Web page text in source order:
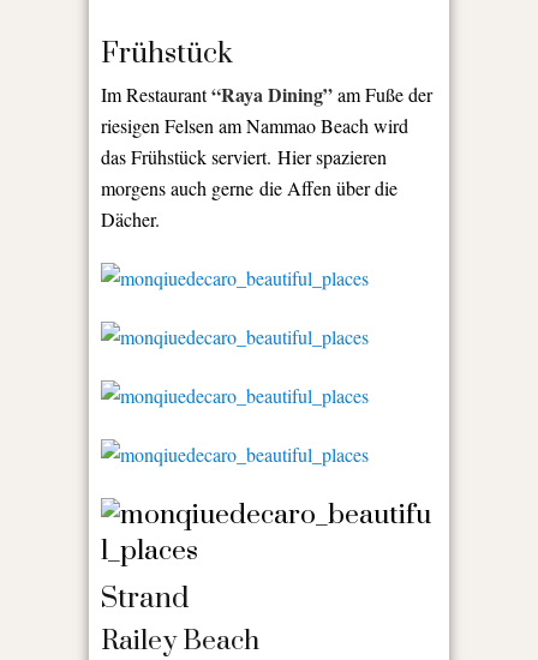
Frühstück
Im Restaurant“Raya Dining”am Fuße der
riesigen Felsen am Nammao Beach wird
das Frühstück serviert. Hier spazieren
morgens auch gerne die Affen über die
Dächer.
Strand
Railey Beach